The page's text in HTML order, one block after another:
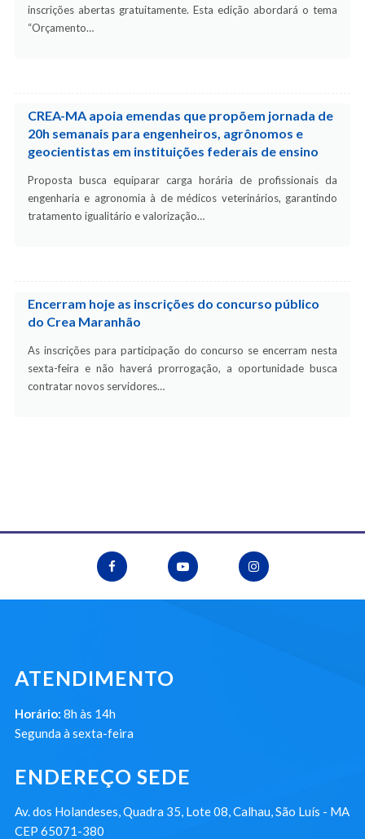
inscrições abertas gratuitamente. Esta edição abordará o tema
“Orçamento…
CREA-MA apoia emendas que propõem jornada de
20h semanais para engenheiros, agrônomos e
geocientistas em instituições federais de ensino
Proposta busca equiparar carga horária de profissionais da
engenharia e agronomia à de médicos veterinários, garantindo
tratamento igualitário e valorização…
Encerram hoje as inscrições do concurso público
do Crea Maranhão
As inscrições para participação do concurso se encerram nesta
sexta-feira e não haverá prorrogação, a oportunidade busca
contratar novos servidores…
ATENDIMENTO
Horário: 8h às 14h
Segunda à sexta-feira
ENDEREÇO SEDE
Av. dos Holandeses, Quadra 35, Lote 08, Calhau, São Luís - MA
CEP 65071-380